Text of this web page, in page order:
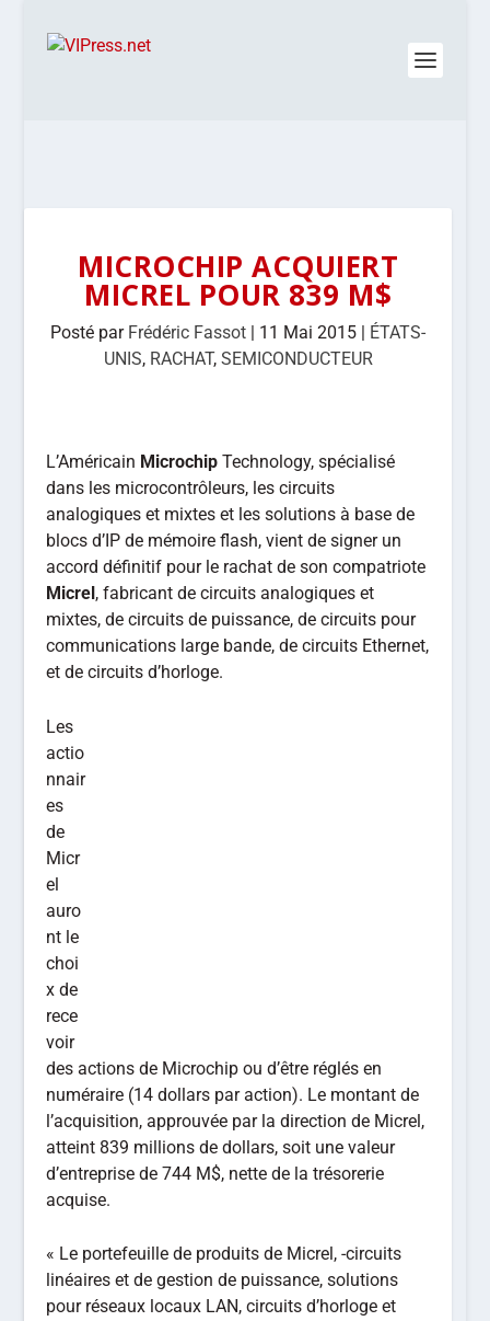
MICROCHIP ACQUIERT
MICREL POUR 839 M$
Posté par Frédéric Fassot | 11 Mai 2015 | ÉTATS-
UNIS, RACHAT, SEMICONDUCTEUR
L’Américain Microchip Technology, spécialisé
dans les microcontrôleurs, les circuits
analogiques et mixtes et les solutions à base de
blocs d’IP de mémoire flash, vient de signer un
accord définitif pour le rachat de son compatriote
Micrel, fabricant de circuits analogiques et
mixtes, de circuits de puissance, de circuits pour
communications large bande, de circuits Ethernet,
et de circuits d’horloge.
Les
actio
nnair
es
de
Micr
el
auro
nt le
choi
x de
rece
voir
des actions de Microchip ou d’être réglés en
numéraire (14 dollars par action). Le montant de
l’acquisition, approuvée par la direction de Micrel,
atteint 839 millions de dollars, soit une valeur
d’entreprise de 744 M$, nette de la trésorerie
acquise.
« Le portefeuille de produits de Micrel, -circuits
linéaires et de gestion de puissance, solutions
pour réseaux locaux LAN, circuits d’horloge et